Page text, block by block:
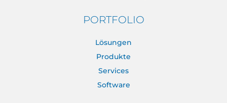
PORTFOLIO
Lösungen
Produkte
Services
Software